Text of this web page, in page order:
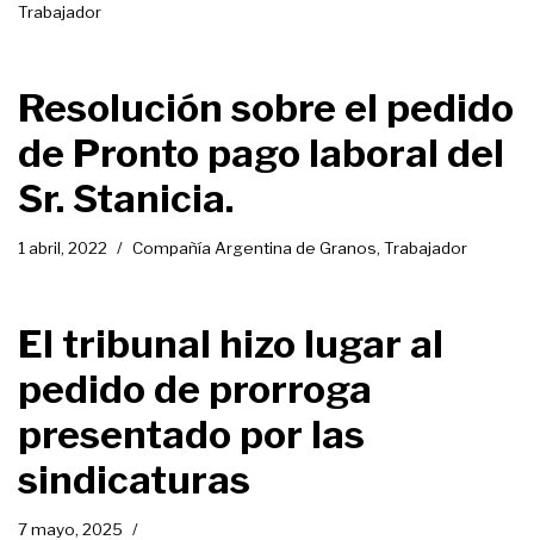
Trabajador
Resolución sobre el pedido
de Pronto pago laboral del
Sr. Stanicia.
1 abril, 2022 Compañía Argentina de Granos, Trabajador
El tribunal hizo lugar al
pedido de prorroga
presentado por las
sindicaturas
7 mayo, 2025